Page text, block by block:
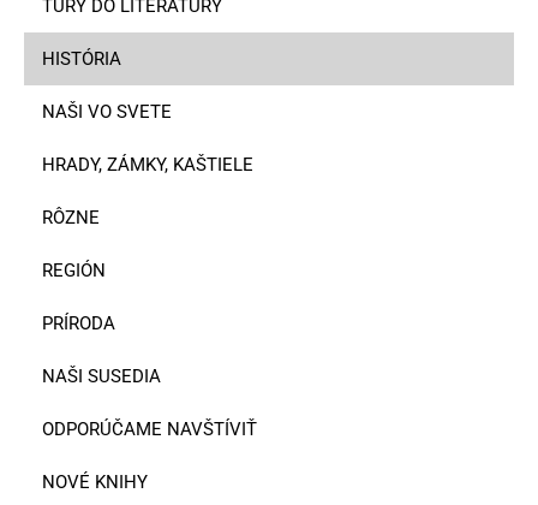
TÚRY DO LITERATÚRY
HISTÓRIA
NAŠI VO SVETE
HRADY, ZÁMKY, KAŠTIELE
RÔZNE
REGIÓN
PRÍRODA
NAŠI SUSEDIA
ODPORÚČAME NAVŠTÍVIŤ
NOVÉ KNIHY